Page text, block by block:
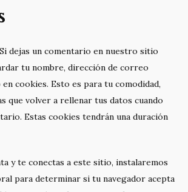
Si dejas un comentario en nuestro sitio
tu nombre, dirección de correo
cookies. Esto es para tu comodidad,
que volver a rellenar tus datos cuando
Estas cookies tendrán una duración
y te conectas a este sitio, instalaremos
para determinar si tu navegador acepta